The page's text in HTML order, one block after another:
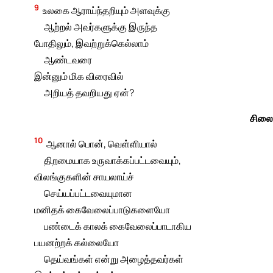
9 உலகை ஆராய்ந்தறியும் அளவுக்கு
ஆற்றல் அவர்களுக்கு இருந்த
போதிலும், இவற்றுக்கெல்லாம்
ஆண்டவரை
இன்னும் மிக விரைவில்
அறியத் தவறியது ஏன்?
10 ஆனால் பொன், வெள்ளியால்
திறமையாக உருவாக்கப்பட்டவையும்,
விலங்குகளின் சாயலாய்ச்
செய்யப்பட்டவையுமான
மனிதக் கைவேலைப்பாடுகளையோ
பண்டைக் காலக் கைவேலைப்பாடாகிய
பயனற்றக் கல்லையோ
தெய்வங்கள் என்று அழைத்தவர்கள்